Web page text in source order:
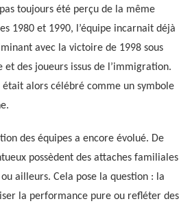
toujours été perçu de la même
1980 et 1990, l’équipe incarnait déjà
avec la victoire de 1998 sous
et des joueurs issus de l’immigration.
était alors célébré comme un symbole
des équipes a encore évolué. De
possèdent des attaches familiales
ailleurs. Cela pose la question : la
la performance pure ou refléter des